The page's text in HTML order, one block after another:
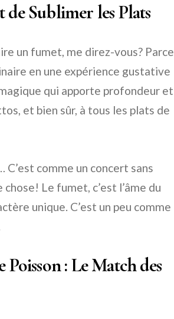
Sublimer les Plats
un fumet, me direz-vous? Parce
en une expérience gustative
qui apporte profondeur et
et bien sûr, à tous les plats de
comme un concert sans
Le fumet, c’est l’âme du
unique. C’est un peu comme
: Le Match des